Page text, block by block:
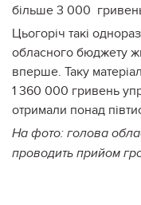
більше 3 000
Цьогоріч такі
обласного бюджету
вперше. Таку
1 360 000 гривень
отримали понад
На фото: голова
проводить прийом